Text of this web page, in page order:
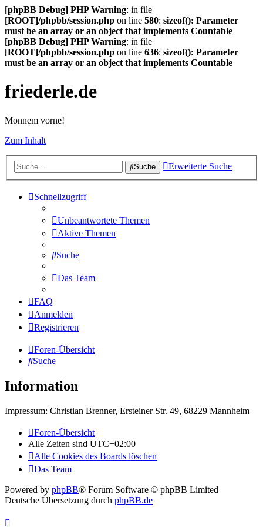
[phpBB Debug] PHP Warning: in file
[ROOT]/phpbb/session.php on line 580: sizeof(): Parameter
must be an array or an object that implements Countable
[phpBB Debug] PHP Warning: in file
[ROOT]/phpbb/session.php on line 636: sizeof(): Parameter
must be an array or an object that implements Countable
friederle.de
Monnem vorne!
Zum Inhalt
Suche Erweiterte Suche
Schnellzugriff
Unbeantwortete Themen
Aktive Themen
Suche
Das Team
FAQ
Anmelden
Registrieren
Foren-Übersicht
Suche
Information
Impressum: Christian Brenner, Ersteiner Str. 49, 68229 Mannheim
Foren-Übersicht
Alle Zeiten sind UTC+02:00
Alle Cookies des Boards löschen
Das Team
Powered by phpBB® Forum Software © phpBB Limited
Deutsche Übersetzung durch phpBB.de